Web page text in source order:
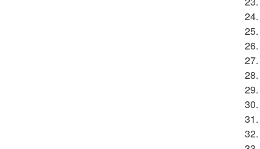
24.
25.
26.
27.
28.
29.
30.
31.
32.